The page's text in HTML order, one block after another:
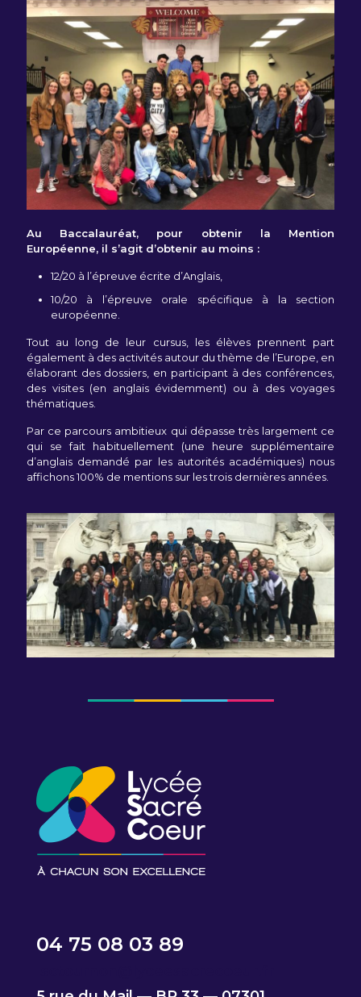
Au Baccalauréat, pour obtenir la Mention
Européenne, il s’agit d’obtenir au moins :
12/20 à l’épreuve écrite d’Anglais,
10/20 à l’épreuve orale spécifique à la section
européenne.
Tout au long de leur cursus, les élèves prennent part
également à des activités autour du thème de l’Europe, en
élaborant des dossiers, en participant à des conférences,
des visites (en anglais évidemment) ou à des voyages
thématiques.
Par ce parcours ambitieux qui dépasse très largement ce
qui se fait habituellement (une heure supplémentaire
d’anglais demandé par les autorités académiques) nous
affichons 100% de mentions sur les trois dernières années.
04 75 08 03 89